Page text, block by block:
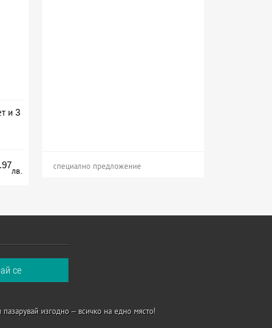
и 3
.97
лв. специално предложение
изгодно – всичко на едно място!